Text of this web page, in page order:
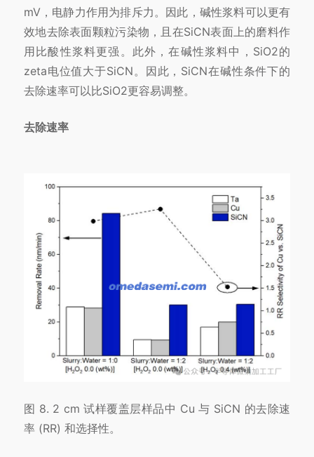
mV，电静力作用为排斥力。因此，碱性浆料可以更有
效地去除表面颗粒污染物，且在SiCN表面上的磨料作
用比酸性浆料更强。此外，在碱性浆料中，SiO2的
zeta电位值大于SiCN。因此，SiCN在碱性条件下的
去除速率可以比SiO2更容易调整。
去除速率
图 8. 2 cm 试样覆盖层样品中 Cu 与 SiCN 的去除速
率 (RR) 和选择性。